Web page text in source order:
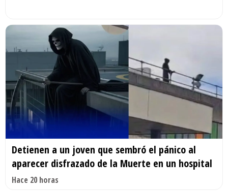
Detienen a un joven que sembró el pánico al
aparecer disfrazado de la Muerte en un hospital
Hace 20 horas